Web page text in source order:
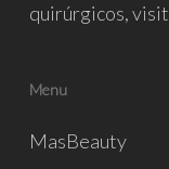
quirúrgicos,
Menu
MasBeauty